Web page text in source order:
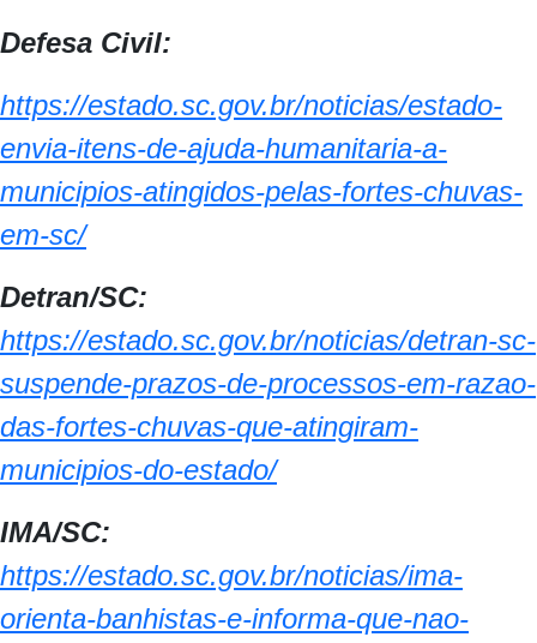
Defesa Civil:
https://estado.sc.gov.br/noticias/estado-
envia-itens-de-ajuda-humanitaria-a-
municipios-atingidos-pelas-fortes-chuvas-
em-sc/
Detran/SC:
https://estado.sc.gov.br/noticias/detran-sc-
suspende-prazos-de-processos-em-razao-
das-fortes-chuvas-que-atingiram-
municipios-do-estado/
IMA/SC:
https://estado.sc.gov.br/noticias/ima-
orienta-banhistas-e-informa-que-nao-